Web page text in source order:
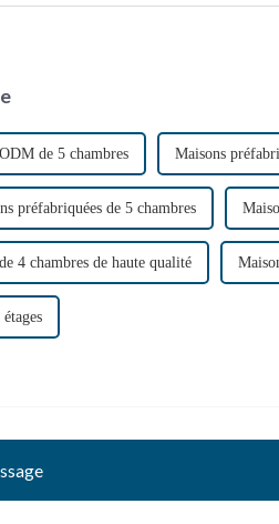
de 5 chambres Maisons
préfabriquées de 5 chambres
4 chambres de haute qualité